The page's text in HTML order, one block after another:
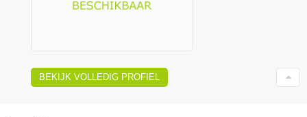
BEKIJK VOLLEDIG PROFIEL